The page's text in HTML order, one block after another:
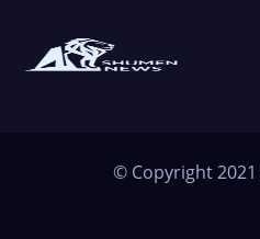
© Copyright 2021